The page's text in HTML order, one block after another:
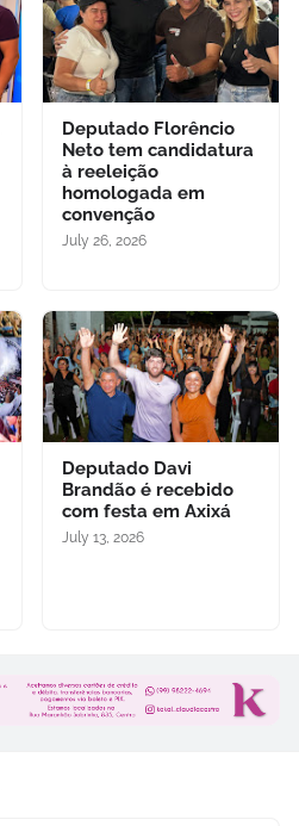
Deputado Florêncio
Neto tem candidatura
à reeleição
homologada em
convenção
July 26, 2026
Deputado Davi
Brandão é recebido
com festa em Axixá
July 13, 2026